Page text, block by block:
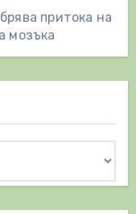
притока на
мозъка